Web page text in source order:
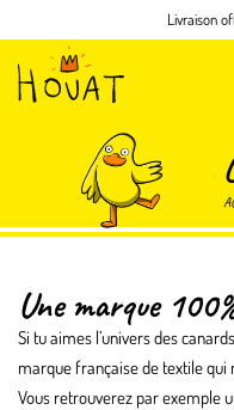
Livraison
Une marque
Si tu aimes l’univers des
marque française de textile qui
Vous retrouverez par exemple